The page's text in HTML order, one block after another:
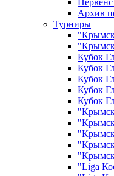
Архив
Турниры
Кубок
Кубок
Кубок
Кубок
Кубок
"Liga